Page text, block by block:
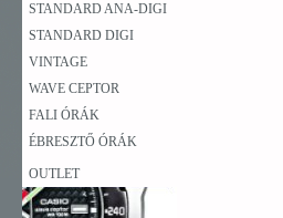
STANDARD ANA-DIGI
STANDARD DIGI
VINTAGE
WAVE CEPTOR
FALI ÓRÁK
ÉBRESZTŐ ÓRÁK
OUTLET